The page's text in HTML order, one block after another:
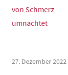
27. Dezember 2022